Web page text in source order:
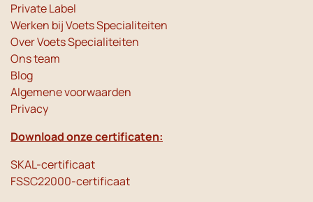
Private Label
Werken bij Voets Specialiteiten
Over Voets Specialiteiten
Ons team
Blog
Algemene voorwaarden
Privacy
Download onze certificaten:
SKAL-certificaat
FSSC22000-certificaat